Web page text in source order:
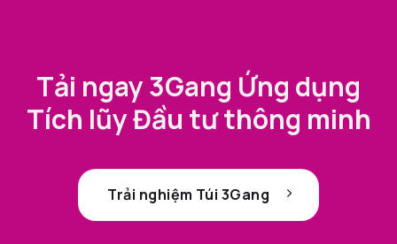
Tải ngay 3Gang Ứng dụng
Tích lũy Đầu tư thông minh
Trải nghiệm Túi 3Gang